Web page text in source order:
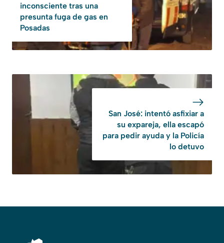
inconsciente tras una
presunta fuga de gas en
Posadas
San José: intentó asfixiar a
su expareja, ella escapó
para pedir ayuda y la Policía
lo detuvo